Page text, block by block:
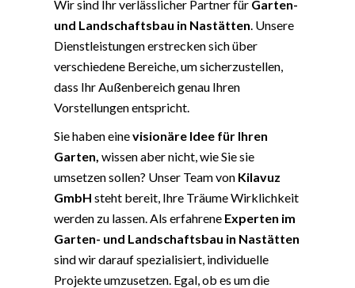
Wir sind Ihr verlässlicher Partner für Garten-
und Landschaftsbau in Nastätten. Unsere
Dienstleistungen erstrecken sich über
verschiedene Bereiche, um sicherzustellen,
dass Ihr Außenbereich genau Ihren
Vorstellungen entspricht.
Sie haben einevisionäre Idee für Ihren
Garten, wissen aber nicht, wie Sie sie
umsetzen sollen? Unser Team von Kilavuz
GmbH steht bereit, Ihre Träume Wirklichkeit
werden zu lassen. Als erfahrene Experten im
Garten- und Landschaftsbau in Nastätten
sind wir darauf spezialisiert, individuelle
Projekte umzusetzen. Egal, ob es um die